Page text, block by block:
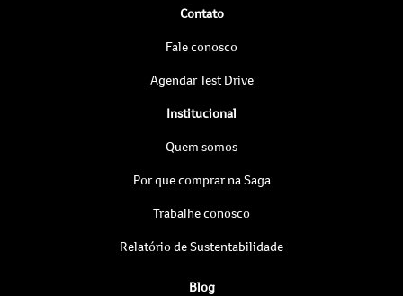
Contato
Fale conosco
Agendar Test Drive
Institucional
Quem somos
Por que comprar na Saga
Trabalhe conosco
Relatório de Sustentabilidade
Blog